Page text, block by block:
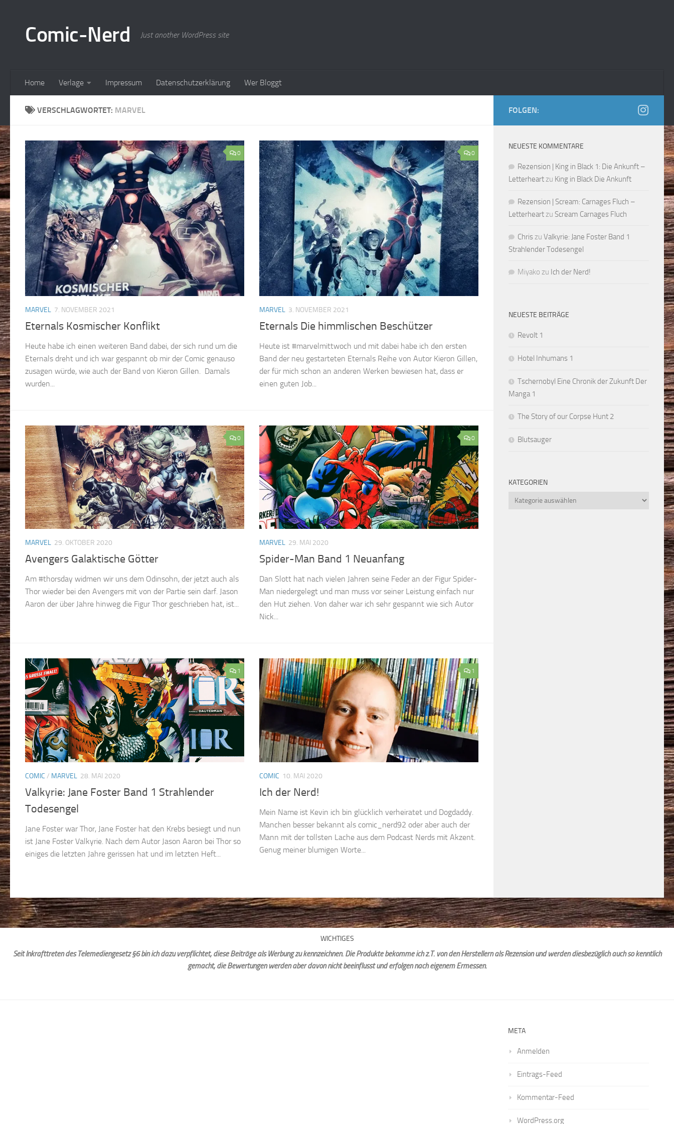
Comic-Nerd Just another WordPress site
Home Verlage Impressum Datenschutzerklärung Wer Bloggt
VERSCHLAGWORTET: MARVEL
0
MARVEL 7. NOVEMBER 2021
Eternals Kosmischer Konflikt
Heute habe ich einen weiteren Band dabei, der sich rund um die
Eternals dreht und ich war gespannt ob mir der Comic genauso
zusagen würde, wie auch der Band von Kieron Gillen. Damals
wurden...
0
MARVEL 3. NOVEMBER 2021
Eternals Die himmlischen Beschützer
Heute ist #marvelmittwoch und mit dabei habe ich den ersten
Band der neu gestarteten Eternals Reihe von Autor Kieron Gillen,
der für mich schon an anderen Werken bewiesen hat, dass er
einen guten Job...
0
MARVEL 29. OKTOBER 2020
Avengers Galaktische Götter
Am #thorsday widmen wir uns dem Odinsohn, der jetzt auch als
Thor wieder bei den Avengers mit von der Partie sein darf. Jason
Aaron der über Jahre hinweg die Figur Thor geschrieben hat, ist...
0
MARVEL 29. MAI 2020
Spider-Man Band 1 Neuanfang
Dan Slott hat nach vielen Jahren seine Feder an der Figur Spider-
Man niedergelegt und man muss vor seiner Leistung einfach nur
den Hut ziehen. Von daher war ich sehr gespannt wie sich Autor
Nick...
1
COMIC / MARVEL 28. MAI 2020
Valkyrie: Jane Foster Band 1 Strahlender
Todesengel
Jane Foster war Thor, Jane Foster hat den Krebs besiegt und nun
ist Jane Foster Valkyrie. Nach dem Autor Jason Aaron bei Thor so
einiges die letzten Jahre gerissen hat und im letzten Heft...
1
COMIC 10. MAI 2020
Ich der Nerd!
Mein Name ist Kevin ich bin glücklich verheiratet und Dogdaddy.
Manchen besser bekannt als comic_nerd92 oder aber auch der
Mann mit der tollsten Lache aus dem Podcast Nerds mit Akzent.
Genug meiner blumigen Worte...
FOLGEN:
NEUESTE KOMMENTARE
Rezension | King in Black 1: Die Ankunft –
Letterheartzu King in Black Die Ankunft
Rezension | Scream: Carnages Fluch –
Letterheartzu Scream Carnages Fluch
Chriszu Valkyrie: Jane Foster Band 1
Strahlender Todesengel
Miyako zu Ich der Nerd!
NEUESTE BEITRÄGE
Revolt 1
Hotel Inhumans 1
Tschernobyl Eine Chronik der Zukunft Der
Manga 1
The Story of our Corpse Hunt 2
Blutsauger
KATEGORIEN
Kategorien
WICHTIGES
Seit Inkrafttreten des Telemediengesetz §6 bin ich dazu verpflichtet, diese Beiträge als Werbung zu kennzeichnen. Die Produkte bekomme ich z.T. von den Herstellern als Rezension und werden diesbezüglich auch so kenntlich
gemacht, die Bewertungen werden aber davon nicht beeinflusst und erfolgen nach eigenem Ermessen.
META
Anmelden
Eintrags-Feed
Kommentar-Feed
WordPress.org